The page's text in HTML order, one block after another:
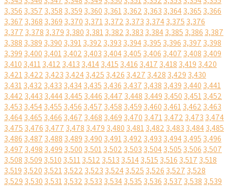
3,356 3,357 3,358 3,359 3,360 3,3613,362 3,363 3,3643,365 3,366
3,367 3,368 3,369 3,370 3,3713,372 3,373 3,3743,375 3,376
3,377 3,378 3,379 3,380 3,3813,382 3,383 3,3843,385 3,386 3,387
3,388 3,389 3,390 3,3913,392 3,393 3,3943,395 3,396 3,397 3,398
3,399 3,400 3,4013,402 3,403 3,4043,405 3,406 3,407 3,408 3,409
3,410 3,4113,412 3,413 3,4143,415 3,416 3,417 3,418 3,419 3,420
3,4213,422 3,423 3,4243,425 3,426 3,427 3,428 3,429 3,430
3,4313,432 3,433 3,4343,435 3,436 3,437 3,438 3,439 3,440 3,441
3,442 3,443 3,4443,445 3,446 3,447 3,448 3,449 3,450 3,4513,452
3,453 3,4543,455 3,456 3,457 3,458 3,459 3,460 3,4613,462 3,463
3,4643,465 3,466 3,467 3,468 3,469 3,470 3,4713,472 3,473 3,474
3,475 3,476 3,477 3,478 3,479 3,480 3,4813,482 3,483 3,4843,485
3,486 3,487 3,488 3,489 3,490 3,4913,492 3,493 3,4943,495 3,496
3,497 3,498 3,499 3,500 3,5013,502 3,503 3,5043,505 3,506 3,507
3,508 3,509 3,510 3,5113,512 3,513 3,5143,515 3,516 3,517 3,518
3,519 3,520 3,5213,522 3,523 3,5243,525 3,526 3,527 3,528
3,529 3,530 3,5313,532 3,533 3,5343,535 3,536 3,537 3,538 3,539